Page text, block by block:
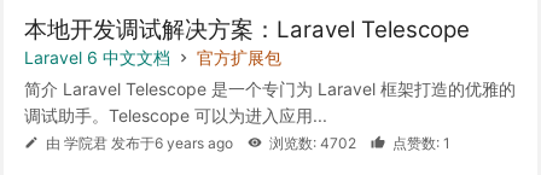
本地开发调试解决方案：Laravel Telescope
Laravel 6 中文文档
官方扩展包
简介 Laravel Telescope 是一个专门为 Laravel 框架打造的优雅的
调试助手。Telescope 可以为进入应用...
由 学院君 发布于6 years ago 浏览数: 4702 点赞数: 1